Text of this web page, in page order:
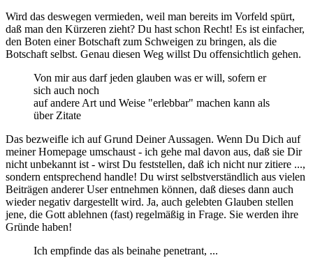
Wird das deswegen vermieden, weil man bereits im Vorfeld spürt,
daß man den Kürzeren zieht? Du hast schon Recht! Es ist einfacher,
den Boten einer Botschaft zum Schweigen zu bringen, als die
Botschaft selbst. Genau diesen Weg willst Du offensichtlich gehen.
Von mir aus darf jeden glauben was er will, sofern er
sich auch noch
auf andere Art und Weise "erlebbar" machen kann als
über Zitate
Das bezweifle ich auf Grund Deiner Aussagen. Wenn Du Dich auf
meiner Homepage umschaust - ich gehe mal davon aus, daß sie Dir
nicht unbekannt ist - wirst Du feststellen, daß ich nicht nur zitiere ...,
sondern entsprechend handle! Du wirst selbstverständlich aus vielen
Beiträgen anderer User entnehmen können, daß dieses dann auch
wieder negativ dargestellt wird. Ja, auch gelebten Glauben stellen
jene, die Gott ablehnen (fast) regelmäßig in Frage. Sie werden ihre
Gründe haben!
Ich empfinde das als beinahe penetrant, ...